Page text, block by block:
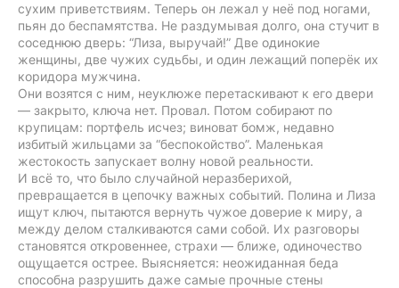
сухим приветствиям. Теперь он лежал у неё под ногами,
пьян до беспамятства. Не раздумывая долго, она стучит в
соседнюю дверь: “Лиза, выручай!” Две одинокие
женщины, две чужих судьбы, и один лежащий поперёк их
коридора мужчина.
Они возятся с ним, неуклюже перетаскивают к его двери
— закрыто, ключа нет. Провал. Потом собирают по
крупицам: портфель исчез; виноват бомж, недавно
избитый жильцами за “беспокойство”. Маленькая
жестокость запускает волну новой реальности.
И всё то, что было случайной неразберихой,
превращается в цепочку важных событий. Полина и Лиза
ищут ключ, пытаются вернуть чужое доверие к миру, а
между делом сталкиваются сами собой. Их разговоры
становятся откровеннее, страхи — ближе, одиночество
ощущается острее. Выясняется: неожиданная беда
способна разрушить даже самые прочные стены